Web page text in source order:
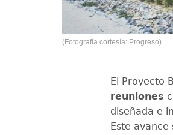
(Fotografía cortesía: Progreso)
El Proyecto
reuniones
diseñada e
Este